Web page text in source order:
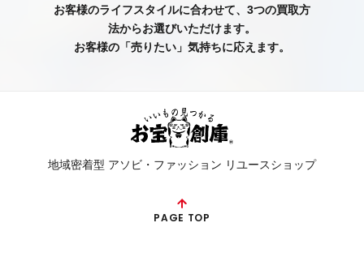
お客様のライフスタイルに合わせて、3つの買取方
法からお選びいただけます。
お客様の「売りたい」気持ちに応えます。
地域密着型 アソビ・ファッション リユースショップ
PAGE TOP